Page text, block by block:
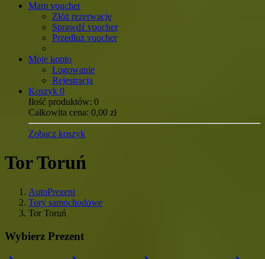
Mam voucher
Złóż rezerwację
Sprawdź voucher
Przedłuż voucher
Moje konto
Logowanie
Rejestracja
Koszyk 0
Ilość produktów: 0
Całkowita cena: 0,00 zł
Zobacz koszyk
Tor Toruń
AutoPrezent
Tory samochodowe
Tor Toruń
Wybierz Prezent